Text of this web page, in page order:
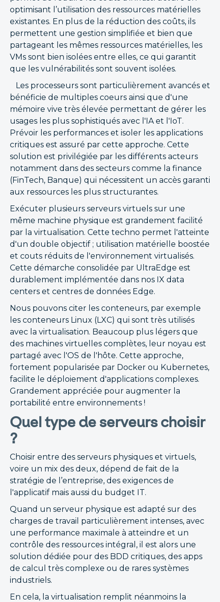
optimisant l’utilisation des ressources matérielles
existantes. En plus de la réduction des coûts, ils
permettent une gestion simplifiée et bien que
partageant les mêmes ressources matérielles, les
VMs sont bien isolées entre elles, ce qui garantit
que les vulnérabilités sont souvent isolées.
Les processeurs sont particulièrement avancés et
bénéficie de multiples coeurs ainsi que d'une
mémoire vive très élevée permettant de gérer les
usages les plus sophistiqués avec l'IA et l'IoT.
Prévoir les performances et isoler les applications
critiques est assuré par cette approche. Cette
solution est privilégiée par les différents acteurs
notamment dans des secteurs comme la finance
(FinTech, Banque) qui nécessitent un accès garanti
aux ressources les plus structurantes.
Exécuter plusieurs serveurs virtuels sur une
même machine physique est grandement facilité
par la virtualisation. Cette techno permet l'atteinte
d'un double objectif ; utilisation matérielle boostée
et couts réduits de l'environnement virtualisés.
Cette démarche consolidée par UltraEdge est
durablement implémentée dans nos IX data
centers et centres de données Edge.
Nous pouvons citer les conteneurs, par exemple
les conteneurs Linux (LXC) qui sont très utilisés
avec la virtualisation. Beaucoup plus légers que
des machines virtuelles complètes, leur noyau est
partagé avec l'OS de l'hôte. Cette approche,
fortement popularisée par Docker ou Kubernetes,
facilite le déploiement d'applications complexes.
Grandement appréciée pour augmenter la
portabilité entre environnements !
Quel type de serveurs choisir
?
Choisir entre des serveurs physiques et virtuels,
voire un mix des deux, dépend de fait de la
stratégie de l’entreprise, des exigences de
l'applicatif mais aussi du budget IT.
Quand un serveur physique est adapté sur des
charges de travail particulièrement intenses, avec
une performance maximale à atteindre et un
contrôle des ressources intégral, il est alors une
solution dédiée pour des BDD critiques, des apps
de calcul très complexe ou de rares systèmes
industriels.
En cela, la virtualisation remplit néanmoins la